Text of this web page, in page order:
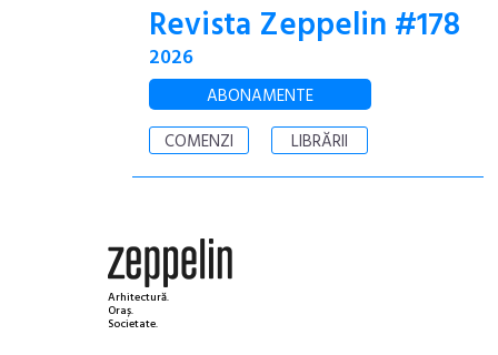
Revista Zeppelin #178
2026
ABONAMENTE
COMENZI
LIBRĂRII
Arhitectură.
Oraș.
Societate.